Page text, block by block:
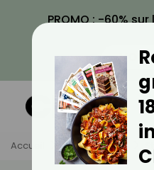
PROMO : -60%
VOIR
Accueil Témoignages